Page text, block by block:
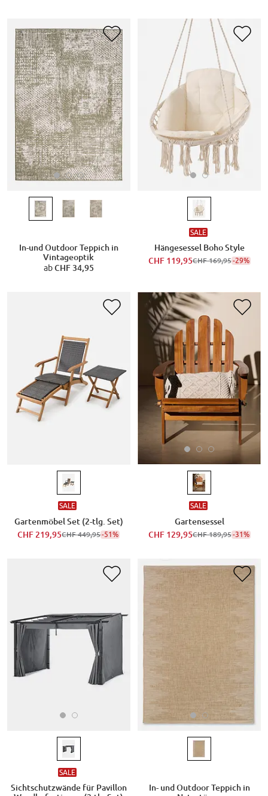
In-und Outdoor Teppich in
Vintageoptik
abCHF 34,95
SALE
Hängesessel Boho Style
CHF 119,95CHF 169,95-29%
SALE
Gartenmöbel Set (2-tlg. Set)
CHF 219,95CHF 449,95-51%
SALE
Gartensessel
CHF 129,95CHF 189,95-31%
SALE
Sichtschutzwände für Pavillon
In- und Outdoor Teppich in